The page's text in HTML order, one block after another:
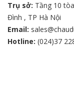
Trụ sở: Tầng 10
Đình , TP Hà Nội
Email:
Hotline: (024)37